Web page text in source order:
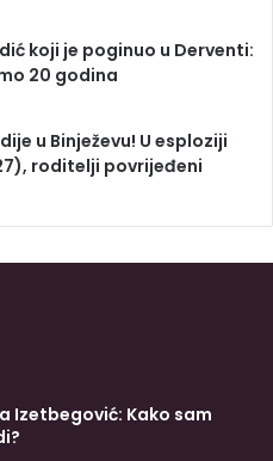
koji je poginuo u Derventi:
20 godina
u Binježevu! U esploziji
roditelji povrijeđeni
Izetbegović: Kako sam